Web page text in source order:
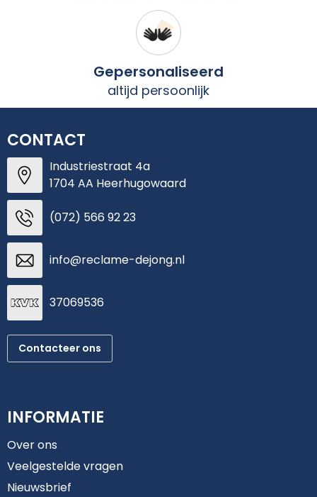
Gepersonaliseerd
altijd persoonlijk
CONTACT
Industriestraat 4a
1704 AA Heerhugowaard
(072) 566 92 23
info@reclame-dejong.nl
37069536
Contacteer ons
INFORMATIE
Over ons
Veelgestelde vragen
Nieuwsbrief